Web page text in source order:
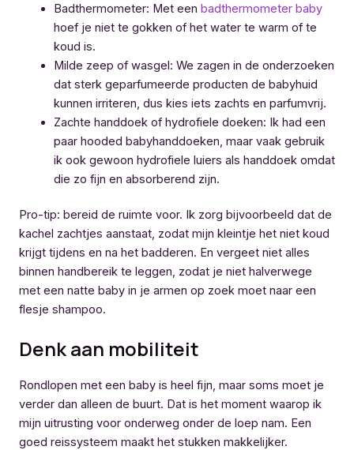
Badthermometer: Met een badthermometer baby
hoef je niet te gokken of het water te warm of te
koud is.
Milde zeep of wasgel: We zagen in de onderzoeken
dat sterk geparfumeerde producten de babyhuid
kunnen irriteren, dus kies iets zachts en parfumvrij.
Zachte handdoek of hydrofiele doeken: Ik had een
paar hooded babyhanddoeken, maar vaak gebruik
ik ook gewoon hydrofiele luiers als handdoek omdat
die zo fijn en absorberend zijn.
Pro-tip: bereid de ruimte voor. Ik zorg bijvoorbeeld dat de
kachel zachtjes aanstaat, zodat mijn kleintje het niet koud
krijgt tijdens en na het badderen. En vergeet niet alles
binnen handbereik te leggen, zodat je niet halverwege
met een natte baby in je armen op zoek moet naar een
flesje shampoo.
Denk aan mobiliteit
Rondlopen met een baby is heel fijn, maar soms moet je
verder dan alleen de buurt. Dat is het moment waarop ik
mijn uitrusting voor onderweg onder de loep nam. Een
goed reissysteem maakt het stukken makkelijker.